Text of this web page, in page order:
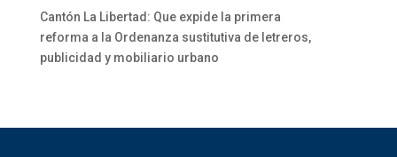
Cantón La Libertad: Que expide la primera
reforma a la Ordenanza sustitutiva de letreros,
publicidad y mobiliario urbano